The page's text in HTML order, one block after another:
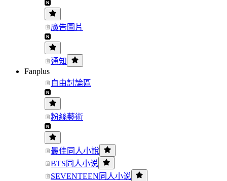
廣告圖片
通知
Fanplus
自由討論區
粉絲藝術
最佳同人小說
BTS同人小说
SEVENTEEN同人小说